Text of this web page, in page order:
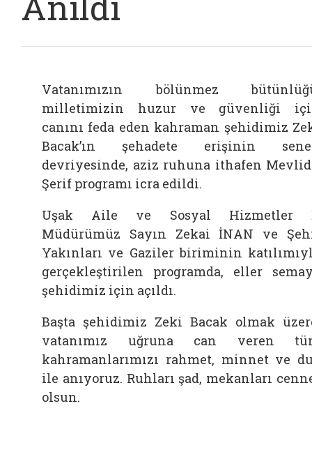
Vatanımızın bölünmez
milletimizin huzur ve güvenliği
canını feda eden kahraman şehidimiz
Bacak’ın şehadete erişinin
devriyesinde, aziz ruhuna ithafen
Şerif programı icra edildi.
Uşak Aile ve Sosyal Hizmetler
Müdürümüz Sayın Zekai İNAN ve
Yakınları ve Gaziler biriminin
gerçekleştirilen programda, eller
şehidimiz için açıldı.
Başta şehidimiz Zeki Bacak olmak
vatanımız uğruna can veren
kahramanlarımızı rahmet, minnet ve
ile anıyoruz. Ruhları şad, mekanları
olsun.